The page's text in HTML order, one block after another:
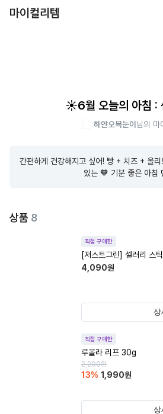
마이컬리템
☀️6월 오늘의 아침 :
하얀오목눈이 님의 마
간편하게 건강해지고 싶어! 빵 + 치즈 + 올
있는 🧡 기분 좋은 아침
상품 8
직접 구매한
[저스트그린] 셀러리 스
4,090원
상
직접 구매한
루꼴라 리프 30g
2,290원
13% 1,990원
상